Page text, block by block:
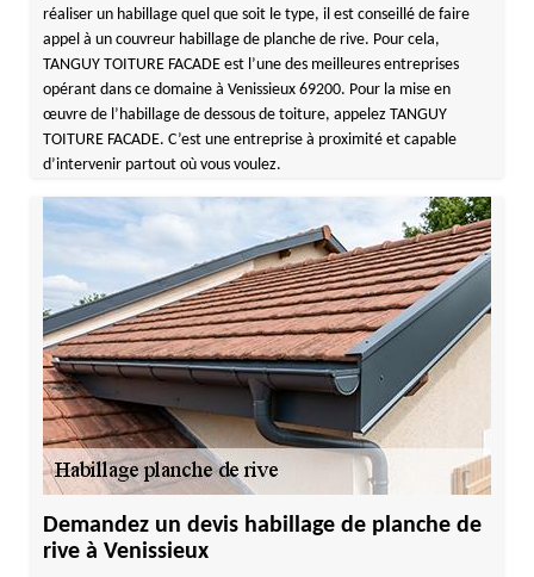
réaliser un habillage quel que soit le type, il est conseillé de faire
appel à un couvreur habillage de planche de rive. Pour cela,
TANGUY TOITURE FACADE est l’une des meilleures entreprises
opérant dans ce domaine à Venissieux 69200. Pour la mise en
œuvre de l’habillage de dessous de toiture, appelez TANGUY
TOITURE FACADE. C’est une entreprise à proximité et capable
d’intervenir partout où vous voulez.
Demandez un devis habillage de planche de
rive à Venissieux